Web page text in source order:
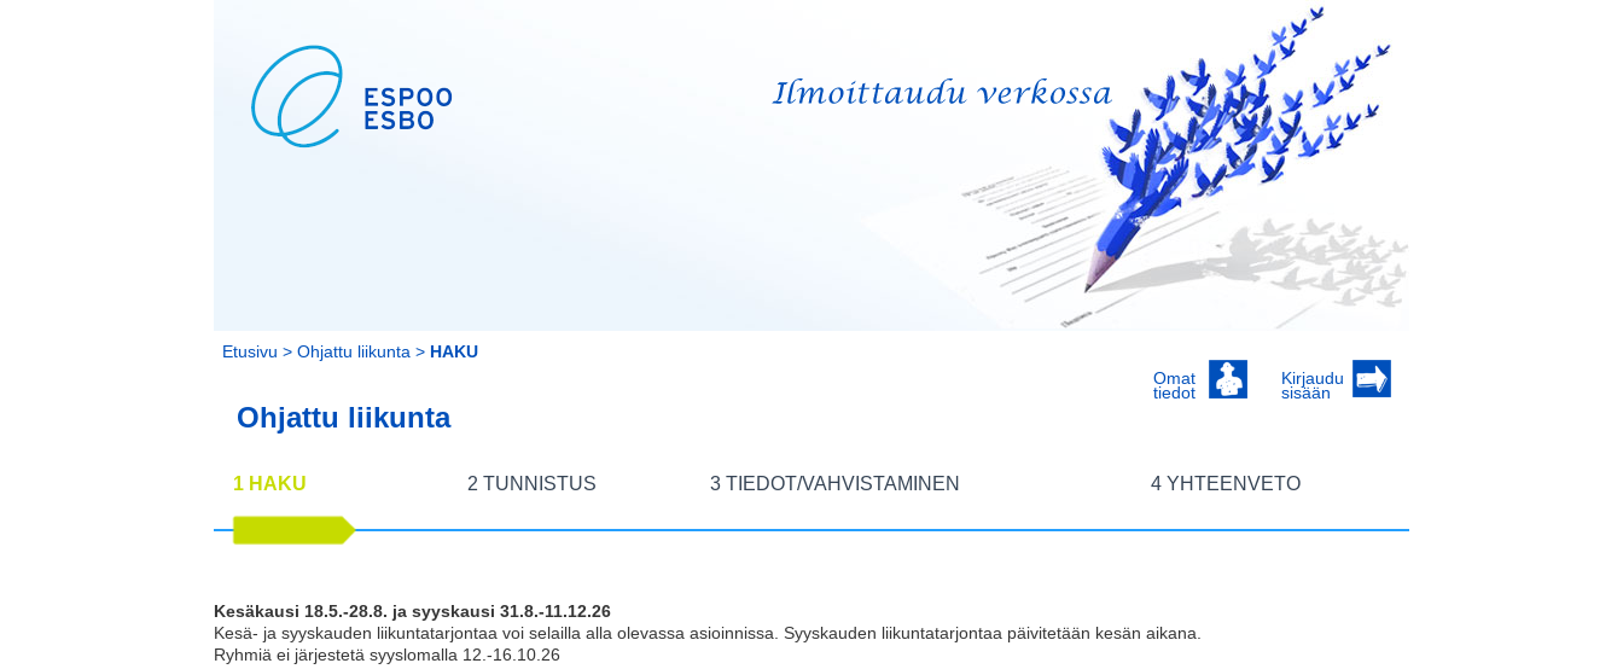
Etusivu > Ohjattu liikunta > HAKU
Omat
tiedot
Kirjaudu
sisään
Ohjattu liikunta
1 HAKU 2 TUNNISTUS 3 TIEDOT/VAHVISTAMINEN 4 YHTEENVETO
Kesäkausi 18.5.-28.8. ja syyskausi 31.8.-11.12.26
Kesä- ja syyskauden liikuntatarjontaa voi selailla alla olevassa asioinnissa. Syyskauden liikuntatarjontaa päivitetään kesän aikana.
Ryhmiä ei järjestetä syyslomalla 12.-16.10.26